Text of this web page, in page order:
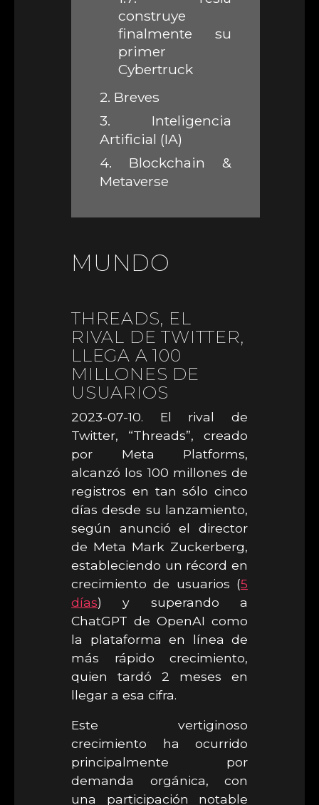
construye
finalmente su
primer
Cybertruck
2. Breves
3. Inteligencia
Artificial (IA)
4. Blockchain &
Metaverse
MUNDO
THREADS, EL
RIVAL DE TWITTER,
LLEGA A 100
MILLONES DE
USUARIOS
2023-07-10. El rival de
Twitter, “Threads”, creado
por Meta Platforms,
alcanzó los 100 millones de
registros en tan sólo cinco
días desde su lanzamiento,
según anunció el director
de Meta Mark Zuckerberg,
estableciendo un récord en
crecimiento de usuarios (5
días) y superando a
ChatGPT de OpenAI como
la plataforma en línea de
más rápido crecimiento,
quien tardó 2 meses en
llegar a esa cifra.
Este vertiginoso
crecimiento ha ocurrido
principalmente por
demanda orgánica, con
una participación notable